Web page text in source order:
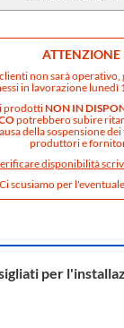
ATTENZIONE
non sarà
in lavorazione lunedì
prodottiNON IN
potrebbero subire
della sospensione
produttori e
disponibilità
Ci scusiamo per
per